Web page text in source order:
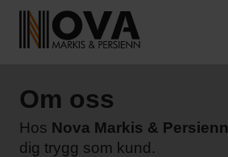
Om oss
Hos Nova Markis & Persienn
dig trygg som kund.